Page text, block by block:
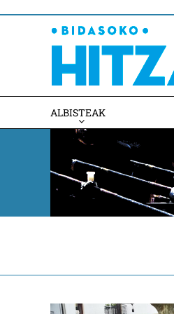
ALBISTEAK